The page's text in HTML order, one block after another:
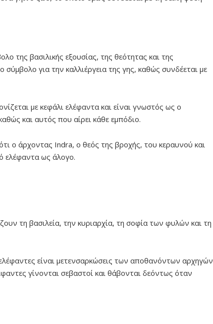
της βασιλικής εξουσίας, της θεότητας και της
σύμβολο για την καλλιέργεια της γης, καθώς συνδέεται με
με κεφάλι ελέφαντα και είναι γνωστός ως ο
και αυτός που αίρει κάθε εμπόδιο.
ο άρχοντας Indra, ο θεός της βροχής, του κεραυνού και
ελέφαντα ως άλογο.
τη βασιλεία, την κυριαρχία, τη σοφία των φυλών και τη
είναι μετενσαρκώσεις των αποθανόντων αρχηγών
γίνονται σεβαστοί και θάβονται δεόντως όταν